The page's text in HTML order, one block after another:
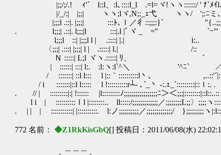
|;;/;/.! ゞｨ'´ l::l、:l､::::l_lゝ.=l=ヾ!ヽヽ::::::/ ' ﾅ`ﾒｲl
|/_/:| |;;| ヽヽ;lヾ,N;:_ｪ弋 ヽヽ/ ';:ﾆミ､/ﾍ/
|;;;l .::|. |;;;| :::ﾄ､ｌ／彳::;;;:}`
. l;;;| .::|. l;;;|l :::|.l |ﾞヾ _ゞ='' `ｰ''' 'ｲ
l;;;l ::| |;;;l l | .::::| |.| i:.. /::::: l
〈;;;| .:::| |;;;| l | .:::::| l.| /:: ノｲ
Ｎ :::::| L;l ヾヽ.:::::| ﾘ、 ´ ﾉ
| ::::::| :::| l:. :l:ヽ:l`^＼ '^ﾆ` ／ﾚ
/ :::::::| ::l l::: l |::｀::::::::::l丶､
/ i :::::::|::l l::::: l !::::::::::r┴- ､`_丶 -:.ｪ_´:::::::::|::ｌ
. // | :::::::::|:| !:::::: |l:::::::::ﾉ;;;;;;;;;;;;;;;;;ﾆ＞＜
l i | ::::::::::ｌl |::::::::.. ll:::::/;;;;;;;;;;;;;／;;;;;;;;L;;〉;;;;ヽ
. | | | :::::::::::| |::::::::::. l:ノ;;;;;;;;;;／;;;;;;;;;;;;;/ };;;;;;;;;ヽ
772 名前： ◆Z1RkKisGbQ[] 投稿日：2011/06/08(水)